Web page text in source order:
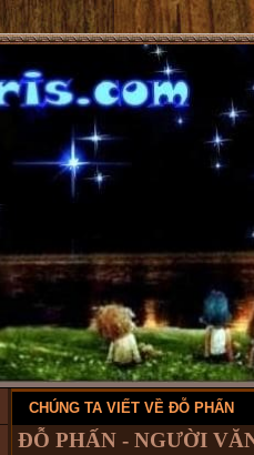
CHÚNG TA VIẾT VỀ ĐỖ PHẤN
ĐỖ PHẤN - NGƯỜI